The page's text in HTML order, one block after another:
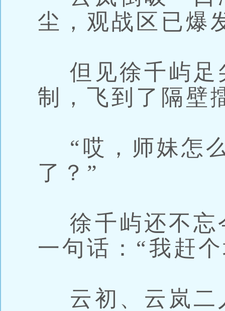
尘，观战区已爆
但见徐千屿足
制，飞到了隔壁
“哎，师妹怎
了？”
徐千屿还不忘
一句话：“我赶
云初、云岚二